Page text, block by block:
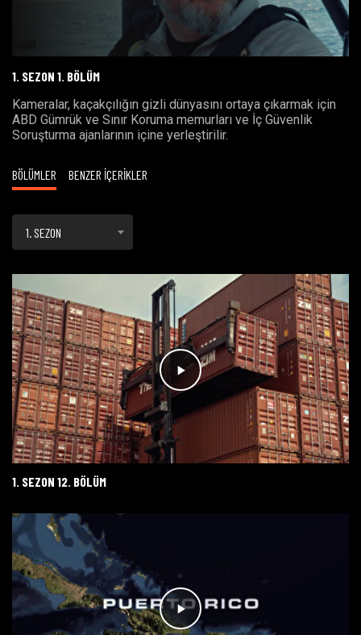
Oynat
1. SEZON 1. BÖLÜM
Kameralar, kaçakçılığın gizli dünyasını ortaya çıkarmak için
ABD Gümrük ve Sınır Koruma memurları ve İç Güvenlik
Soruşturma ajanlarının içine yerleştirilir.
BÖLÜMLER BENZER İÇERİKLER
1. SEZON
1. SEZON 12. BÖLÜM